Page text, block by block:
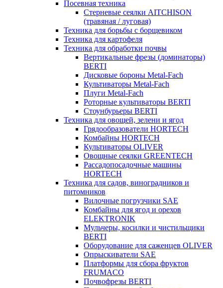
Посевная техника
Стерневые сеялки AITCHISON
(травяная / луговая)
Техника для борьбы с борщевиком
Техника для картофеля
Техника для обработки почвы
Вертикальные фрезы (доминаторы)
BERTI
Дисковые бороны Metal-Fach
Культиваторы Metal-Fach
Плуги Metal-Fach
Роторные культиваторы BERTI
Стоунбурьеры BERTI
Техника для овощей, зелени и ягод
Грядообразователи HORTECH
Комбайны HORTECH
Культиваторы OLIVER
Овощные сеялки GREENTECH
Рассадопосадочные машины
HORTECH
Техника для садов, виноградников и
питомников
Вилочные погрузчики SAE
Комбайны для ягод и орехов
ELEKTRONIK
Мульчеры, косилки и чистильщики
BERTI
Оборудование для саженцев OLIVER
Опрыскиватели SAE
Платформы для сбора фруктов
FRUMACO
Почвофрезы BERTI